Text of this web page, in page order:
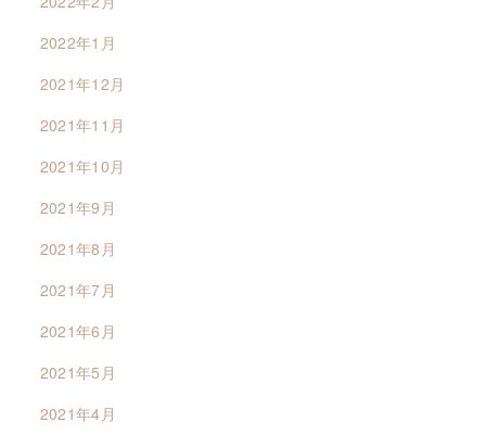
2022年1月
2021年12月
2021年11月
2021年10月
2021年9月
2021年8月
2021年7月
2021年6月
2021年5月
2021年4月